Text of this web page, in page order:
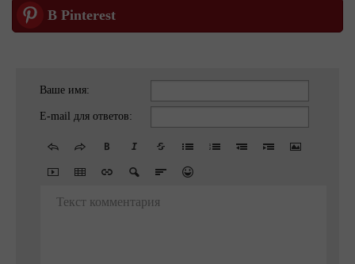
В Pinterest
Ваше имя:
E-mail для ответов:
Текст комментария